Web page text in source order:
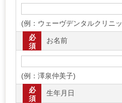
(例：ウェーヴデンタルクリニ
お名前
必
須
(例：澤泉仲美子)
生年月日
必
須